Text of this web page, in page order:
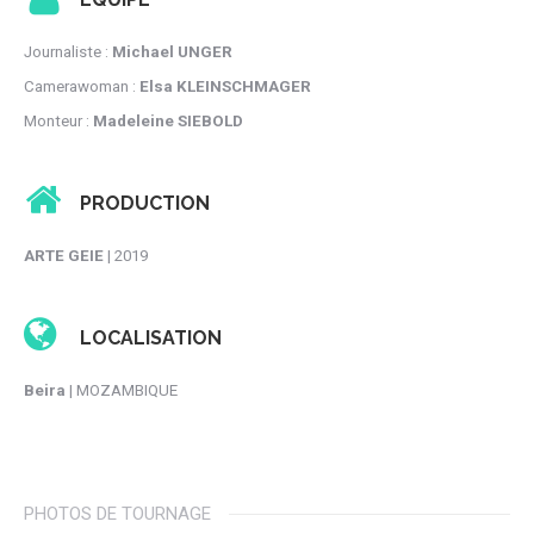
Journaliste : Michael UNGER
Camerawoman : Elsa KLEINSCHMAGER
Monteur : Madeleine SIEBOLD
PRODUCTION
ARTE GEIE | 2019
LOCALISATION
Beira | MOZAMBIQUE
PHOTOS DE TOURNAGE